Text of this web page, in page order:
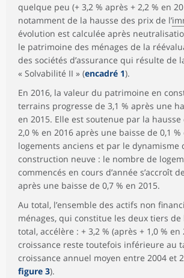
quelque peu (+ 3,2 % après + 2,2 % en
notamment de la hausse des prix de l’
évolution est calculée après
le patrimoine des ménages de la
des sociétés d’assurance qui résulte de
« Solvabilité II » (encadré 1).
En 2016, la valeur du patrimoine en
terrains progresse de 3,1 % après une
en 2015. Elle est soutenue par la
2,0 % en 2016 après une baisse de 0,1
logements anciens et par le dynamisme
construction neuve : le nombre de
commencés en cours d’année s’accroît
après une baisse de 0,7 % en 2015.
Au total, l’ensemble des actifs non
ménages, qui constitue les deux tiers
total, accélère : + 3,2 % (après + 1,0 % en
croissance reste toutefois inférieure au
croissance annuel moyen entre 2004 et
figure 3).